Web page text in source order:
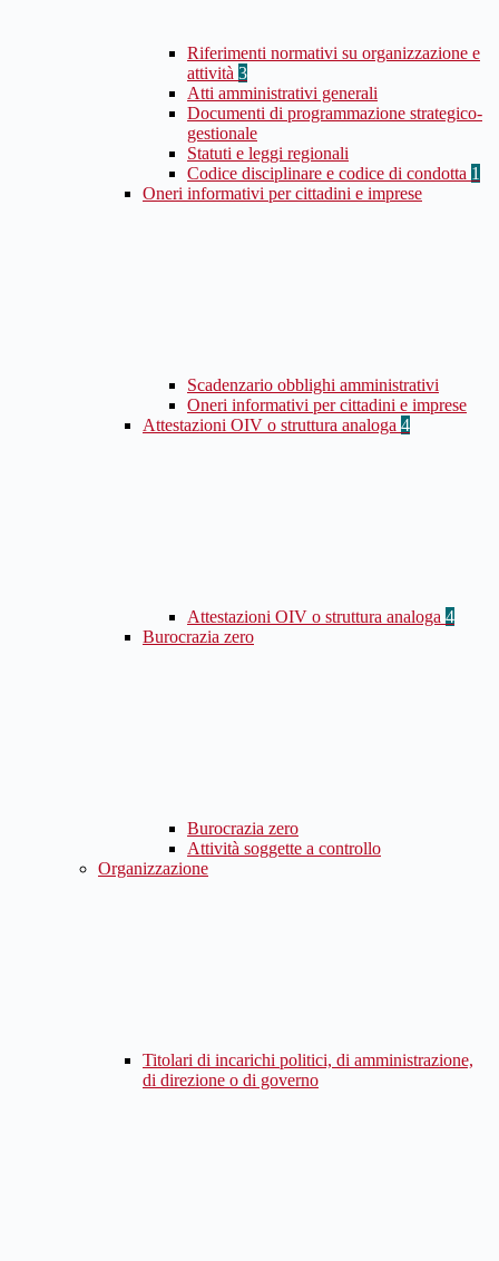
Riferimenti normativi su organizzazione e
attività 3
Atti amministrativi generali
Documenti di programmazione strategico-
gestionale
Statuti e leggi regionali
Codice disciplinare e codice di condotta 1
Oneri informativi per cittadini e imprese
Scadenzario obblighi amministrativi
Oneri informativi per cittadini e imprese
Attestazioni OIV o struttura analoga 4
Attestazioni OIV o struttura analoga 4
Burocrazia zero
Burocrazia zero
Attività soggette a controllo
Organizzazione
Titolari di incarichi politici, di amministrazione,
di direzione o di governo